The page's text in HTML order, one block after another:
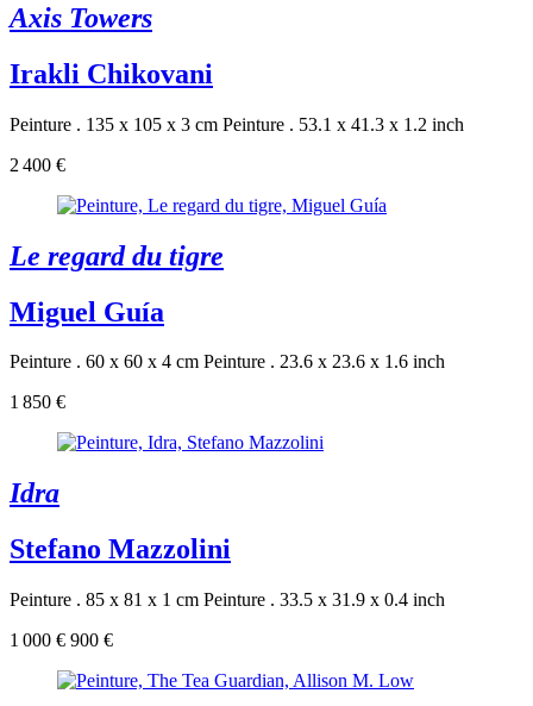
Axis Towers
Irakli Chikovani
Peinture . 135 x 105 x 3 cm Peinture . 53.1 x 41.3 x 1.2 inch
2 400 €
Le regard du tigre
Miguel Guía
Peinture . 60 x 60 x 4 cm Peinture . 23.6 x 23.6 x 1.6 inch
1 850 €
Idra
Stefano Mazzolini
Peinture . 85 x 81 x 1 cm Peinture . 33.5 x 31.9 x 0.4 inch
1 000 € 900 €